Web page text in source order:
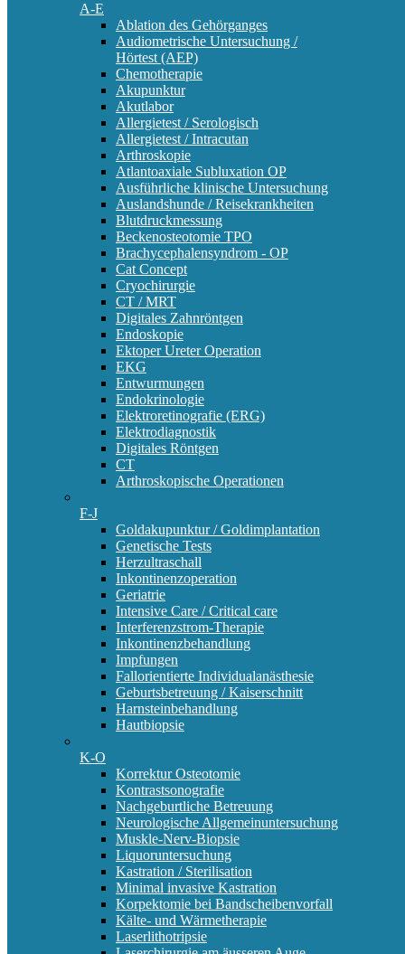
A-E
Ablation des Gehörganges
Audiometrische Untersuchung /
Hörtest (AEP)
Chemotherapie
Akupunktur
Akutlabor
Allergietest / Serologisch
Allergietest / Intracutan
Arthroskopie
Atlantoaxiale Subluxation OP
Ausführliche klinische Untersuchung
Auslandshunde / Reisekrankheiten
Blutdruckmessung
Beckenosteotomie TPO
Brachycephalensyndrom - OP
Cat Concept
Cryochirurgie
CT / MRT
Digitales Zahnröntgen
Endoskopie
Ektoper Ureter Operation
EKG
Entwurmungen
Endokrinologie
Elektroretinografie (ERG)
Elektrodiagnostik
Digitales Röntgen
CT
Arthroskopische Operationen
F-J
Goldakupunktur / Goldimplantation
Genetische Tests
Herzultraschall
Inkontinenzoperation
Geriatrie
Intensive Care / Critical care
Interferenzstrom-Therapie
Inkontinenzbehandlung
Impfungen
Fallorientierte Individualanästhesie
Geburtsbetreuung / Kaiserschnitt
Harnsteinbehandlung
Hautbiopsie
K-O
Korrektur Osteotomie
Kontrastsonografie
Nachgeburtliche Betreuung
Neurologische Allgemeinuntersuchung
Muskle-Nerv-Biopsie
Liquoruntersuchung
Kastration / Sterilisation
Minimal invasive Kastration
Korpektomie bei Bandscheibenvorfall
Kälte- und Wärmetherapie
Laserlithotripsie